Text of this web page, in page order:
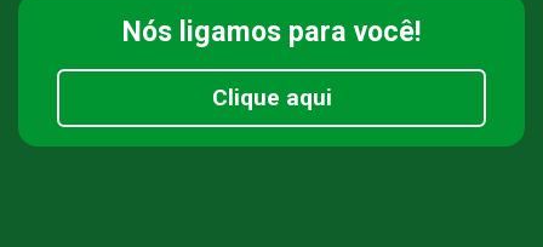
Nós ligamos para você!
Clique aqui